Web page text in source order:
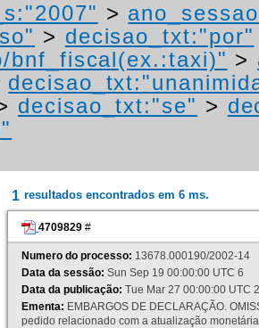
>
> decisao_txt:"por"
bnf_fiscal(ex.:taxi)" >
decisao_txt:"se" >
1 resultados encontrados em 6 ms.
4709829 #
Numero do processo: 13678.000190/2002-14
Data da sessão: Sun Sep 19 00:00:00 UTC 6
Data da publicação: Tue Mar 27 00:00:00 UTC
Ementa: EMBARGOS DE DECLARAÇÃO.
pedido relacionado com a atualização